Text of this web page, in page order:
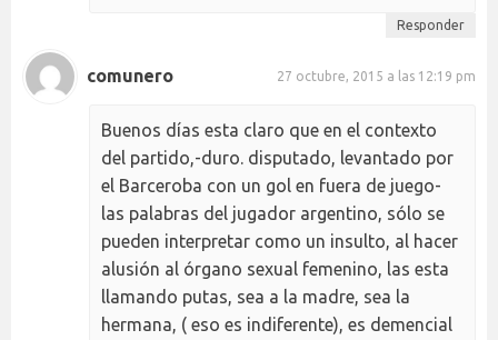
Responder
comunero 27 octubre, 2015 a las 12:19 pm
Buenos días esta claro que en el contexto
del partido,-duro. disputado, levantado por
el Barceroba con un gol en fuera de juego-
las palabras del jugador argentino, sólo se
pueden interpretar como un insulto, al hacer
alusión al órgano sexual femenino, las esta
llamando putas, sea a la madre, sea la
hermana, ( eso es indiferente), es demencial